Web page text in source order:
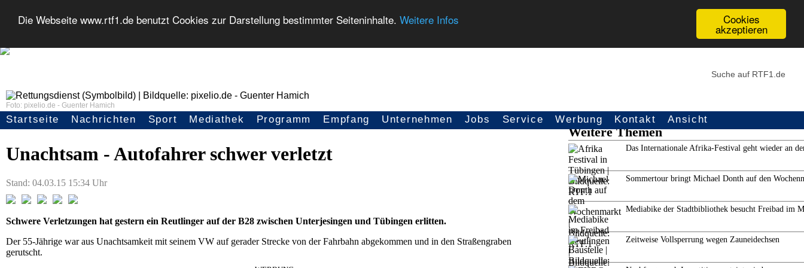
Cookies
akzeptieren
Die Webseite www.rtf1.de benutzt Cookies zur Darstellung bestimmter Seiteninhalte. Weitere Infos
Seitennavigation
Startseite Nachrichten Sport Mediathek Programm Empfang Unternehmen Jobs Service Werbung Kontakt Ansicht
Foto: pixelio.de - Guenter Hamich
Tübingen/Unterjesingen:
Unachtsam - Autofahrer schwer verletzt
Stand: 04.03.15 15:34 Uhr
Schwere Verletzungen hat gestern ein Reutlinger auf der B28 zwischen Unterjesingen und Tübingen erlitten.
Der 55-Jährige war aus Unachtsamkeit mit seinem VW auf gerader Strecke von der Fahrbahn abgekommen und in den Straßengraben
gerutscht.
Weitere Themen
Das Internationale Afrika-Festival geht wieder an
Sommertour bringt Michael Donth auf den
Mediabike der Stadtbibliothek besucht Freibad im
Zeitweise Vollsperrung wegen Zauneidechsen